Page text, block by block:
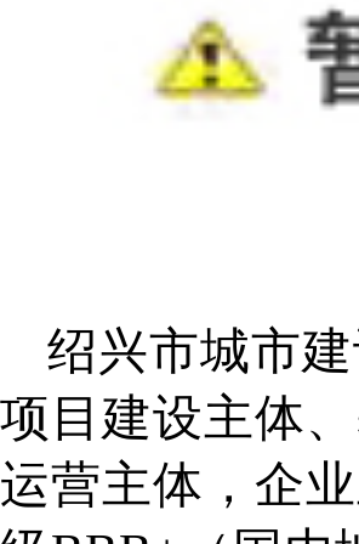
绍兴市城市
项目建设主体
运营主体，企